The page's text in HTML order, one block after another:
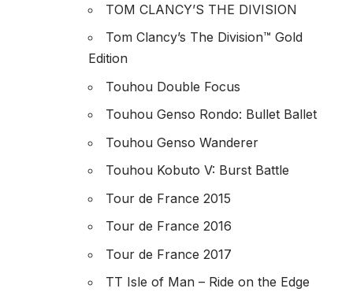
TOM CLANCY’S THE DIVISION
Tom Clancy’s The Division™ Gold
Edition
Touhou Double Focus
Touhou Genso Rondo: Bullet Ballet
Touhou Genso Wanderer
Touhou Kobuto V: Burst Battle
Tour de France 2015
Tour de France 2016
Tour de France 2017
TT Isle of Man – Ride on the Edge